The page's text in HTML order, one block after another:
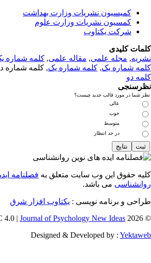
کمیسیون نشریات وزارت بهداشت
کمسیون نشریات وزارت علوم
شرکت یکتاوب
کلیدی
,مجله علمی, مقاله علمی, کلمه شماره یک
شماره یک,کلمه شماره یک, کلمه شماره
دو
شما در مورد قالب جدید چیست؟
عالی
خوب
متوسط
در حد انتظار
حقوق این وب سایت متعلق بهفصلنامه ایده
می باشد.
و برنامه نویسی : یکتاوب افزار شرق
©
Journal of Psychology New Ideas
Designed & Developed by :